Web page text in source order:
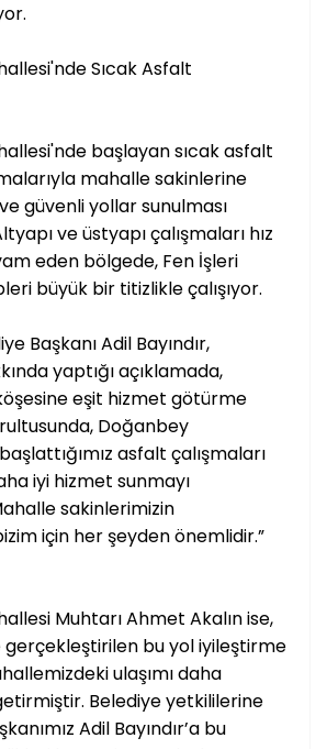
Sıcak Asfalt
başlayan sıcak asfalt
mahalle sakinlerine
güvenli yollar sunulması
ve üstyapı çalışmaları hız
eden bölgede, Fen İşleri
büyük bir titizlikle çalışıyor.
Başkanı Adil Bayındır,
yaptığı açıklamada,
eşit hizmet götürme
Doğanbey
asfalt çalışmaları
iyi hizmet sunmayı
sakinlerimizin
için her şeyden önemlidir.”
Muhtarı Ahmet Akalın ise,
gerçekleştirilen bu yol iyileştirme
ulaşımı daha
Belediye yetkililerine
Adil Bayındır’a bu